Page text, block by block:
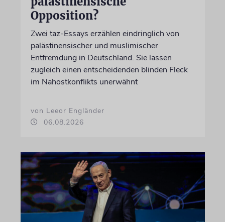
Opposition?
Zwei taz-Essays erzählen eindringlich von
palästinensischer und muslimischer
Entfremdung in Deutschland. Sie lassen
zugleich einen entscheidenden blinden Fleck
im Nahostkonflikts unerwähnt
von Leeor Engländer
06.08.2026